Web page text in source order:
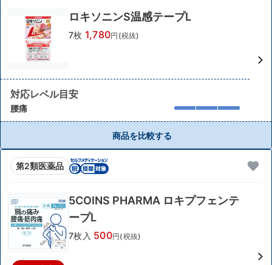
ロキソニンS温感テープL
7枚 1,780円(税抜)
対応レベル目安
腰痛
商品を比較する
第2類医薬品
5COINS PHARMA ロキプフェンテ
ープL
7枚入 500円(税抜)